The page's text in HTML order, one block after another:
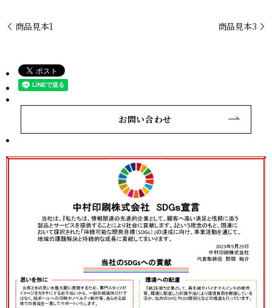
商品見本1 商品見本3
お問い合わせ